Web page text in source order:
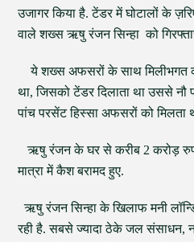
उजागर किया है. टेंडर में घोटालों के
वाले शख्स ऋषु रंजन सिन्हा को
ये शख्स अफसरों के साथ मिलीभगत
था, जिसको टेंडर दिलाता था उससे
पांच परसेंट हिस्सा अफसरों को मिलता
ऋषु रंजन के घर से करीब 2 करोड़
मात्रा में कैश बरामद हुए.
ऋषु रंजन सिन्हा के खिलाफ मनी
रही है. सबसे ज्यादा ठेके जल संसाधन,